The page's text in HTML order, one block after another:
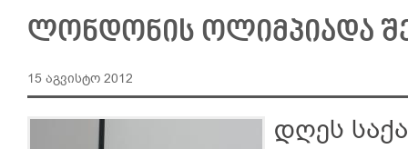
ლონდონის ოლიმპიადა
15 აგვისტო 2012
დღეს